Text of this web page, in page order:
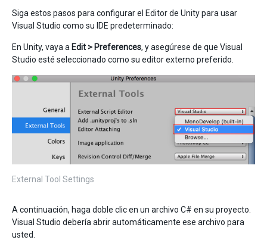
Siga estos pasos para configurar el Editor de Unity para usar
Visual Studio como su IDE predeterminado:
En Unity, vaya a Edit > Preferences, y asegúrese de que Visual
Studio esté seleccionado como su editor externo preferido.
External Tool Settings
A continuación, haga doble clic en un archivo C# en su proyecto.
Visual Studio debería abrir automáticamente ese archivo para
usted.